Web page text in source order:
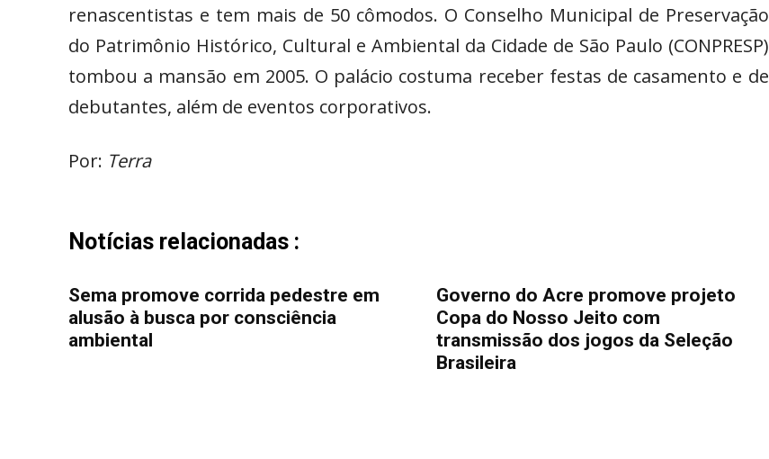
renascentistas e tem mais de 50 cômodos. O Conselho Municipal de Preservação
do Patrimônio Histórico, Cultural e Ambiental da Cidade de São Paulo (CONPRESP)
tombou a mansão em 2005. O palácio costuma receber festas de casamento e de
debutantes, além de eventos corporativos.
Por: Terra
Notícias relacionadas :
Sema promove corrida pedestre em
alusão à busca por consciência
ambiental
Governo do Acre promove projeto
Copa do Nosso Jeito com
transmissão dos jogos da Seleção
Brasileira